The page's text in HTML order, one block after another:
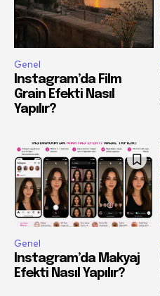
Genel
Instagram’da Film
Grain Efekti Nasıl
Yapılır?
Genel
Instagram’da Makyaj
Efekti Nasıl Yapılır?